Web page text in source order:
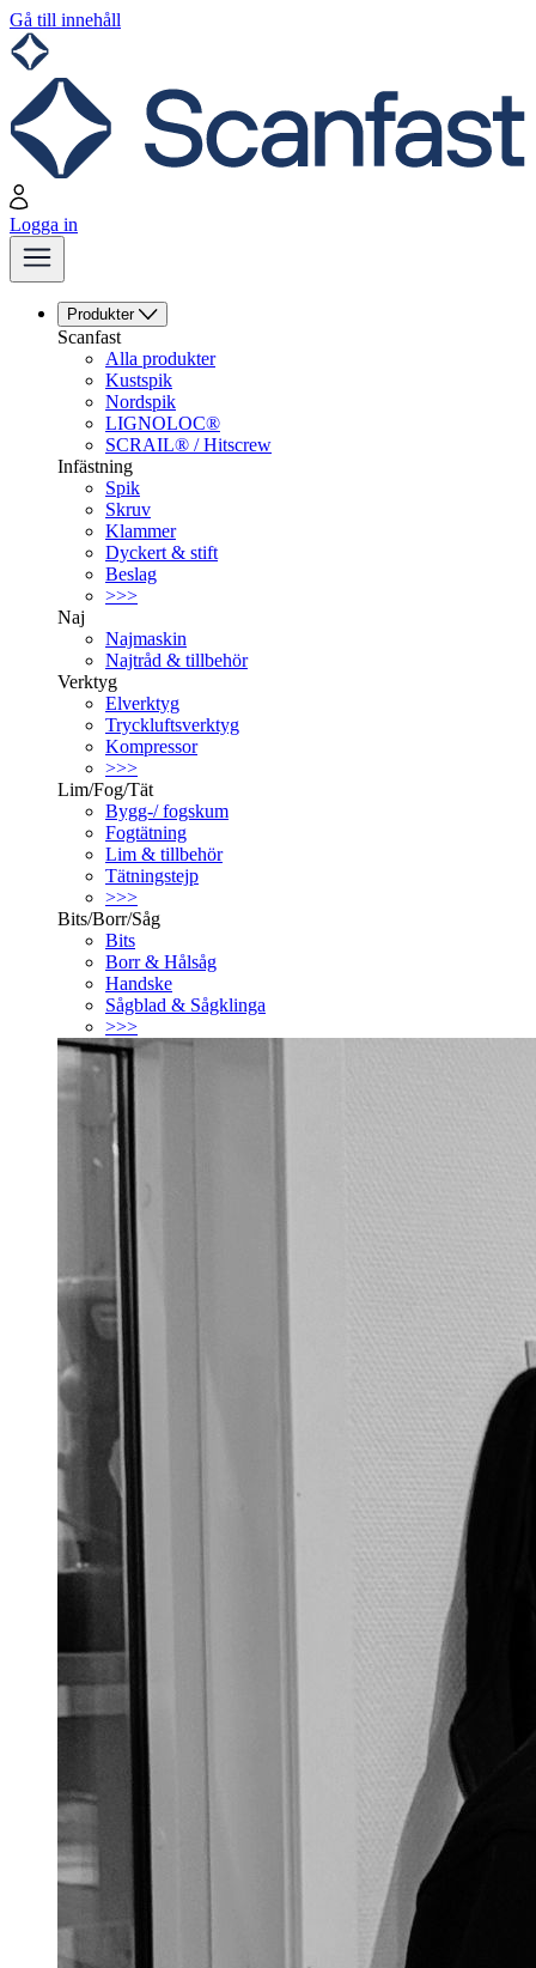
Gå till innehåll
Logga in
Produkter
Scanfast
Alla produkter
Kustspik
Nordspik
LIGNOLOC®
SCRAIL® / Hitscrew
Infästning
Spik
Skruv
Klammer
Dyckert & stift
Beslag
>>>
Naj
Najmaskin
Najtråd & tillbehör
Verktyg
Elverktyg
Tryckluftsverktyg
Kompressor
>>>
Lim/Fog/Tät
Bygg-/ fogskum
Fogtätning
Lim & tillbehör
Tätningstejp
>>>
Bits/Borr/Såg
Bits
Borr & Hålsåg
Handske
Sågblad & Sågklinga
>>>